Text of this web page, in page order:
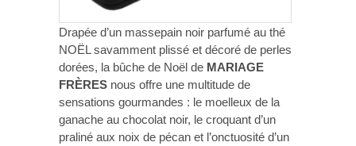
Drapée d’un massepain noir parfumé au thé
NOËL savamment plissé et décoré de perles
dorées, la bûche de Noël de MARIAGE
FRÈRES nous offre une multitude de
sensations gourmandes : le moelleux de la
ganache au chocolat noir, le croquant d’un
praliné aux noix de pécan et l’onctuosité d’un